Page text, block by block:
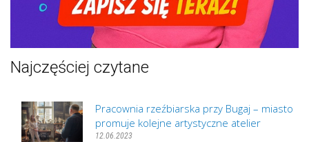
Najczęściej czytane
Pracownia rzeźbiarska przy Bugaj – miasto
promuje kolejne artystyczne atelier
12.06.2023